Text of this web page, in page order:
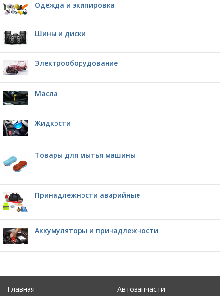
Одежда и экипировка
Шины и диски
Электрооборудование
Масла
Жидкости
Товары для мытья машины
Принадлежности аварийные
Аккумуляторы и принадлежности
Главная
Автозапчасти